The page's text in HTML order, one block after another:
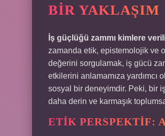
BIR YAKLAŞIM
İş güçlüğü zammı kimlere
zamanda etik, epistemolojik ve
değerini sorgulamak, iş gücü
etkilerini anlamamıza
sosyal bir deneyimdir. Peki, bir
daha derin ve karmaşık
ETIK PERSPEKTIF: